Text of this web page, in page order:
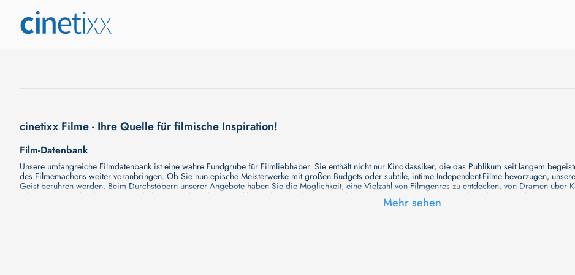
cinetixx Filme - Ihre Quelle für filmische Inspiration!
Film-Datenbank
Unsere umfangreiche Filmdatenbank ist eine wahre Fundgrube für Filmliebhaber. Sie enthält nicht nur Kinoklassiker, die das Publikum seit langem
des Filmemachens weiter voranbringen. Ob Sie nun epische Meisterwerke mit großen Budgets oder subtile, intime Independent-Filme bevorzugen,
Geist berühren werden. Beim Durchstöbern unserer Angebote haben Sie die Möglichkeit, eine Vielzahl von Filmgenres zu entdecken, von Dramen
Erkundung verschiedener Regiestile kommt nicht zu kurz, von klassischen Erzählungen bis hin zu Experimenten mit Form und Inhalt. Wir wollen, dass
Hollywood-Hits findet. Natürlich gibt es auch diese, aber darüber hinaus bemühen wir uns, Meisterwerke des unabhängigen Kinos zu zeigen, die von
Mehr sehen